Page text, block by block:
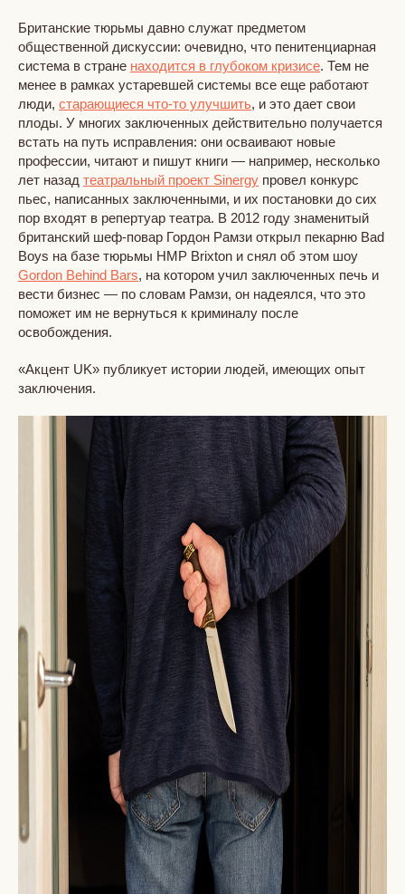
Британские тюрьмы давно служат предметом
общественной дискуссии: очевидно, что пенитенциарная
система в стране находится в глубоком кризисе. Тем не
менее в рамках устаревшей системы все еще работают
люди, старающиеся что-то улучшить, и это дает свои
плоды. У многих заключенных действительно получается
встать на путь исправления: они осваивают новые
профессии, читают и пишут книги — например, несколько
лет назад театральный проект Sinergy провел конкурс
пьес, написанных заключенными, и их постановки до сих
пор входят в репертуар театра. В 2012 году знаменитый
британский шеф-повар Гордон Рамзи открыл пекарню Bad
Boys на базе тюрьмы HMP Brixton и снял об этом шоу
Gordon Behind Bars, на котором учил заключенных печь и
вести бизнес — по словам Рамзи, он надеялся, что это
поможет им не вернуться к криминалу после
освобождения.
«Акцент UK» публикует истории людей, имеющих опыт
заключения.